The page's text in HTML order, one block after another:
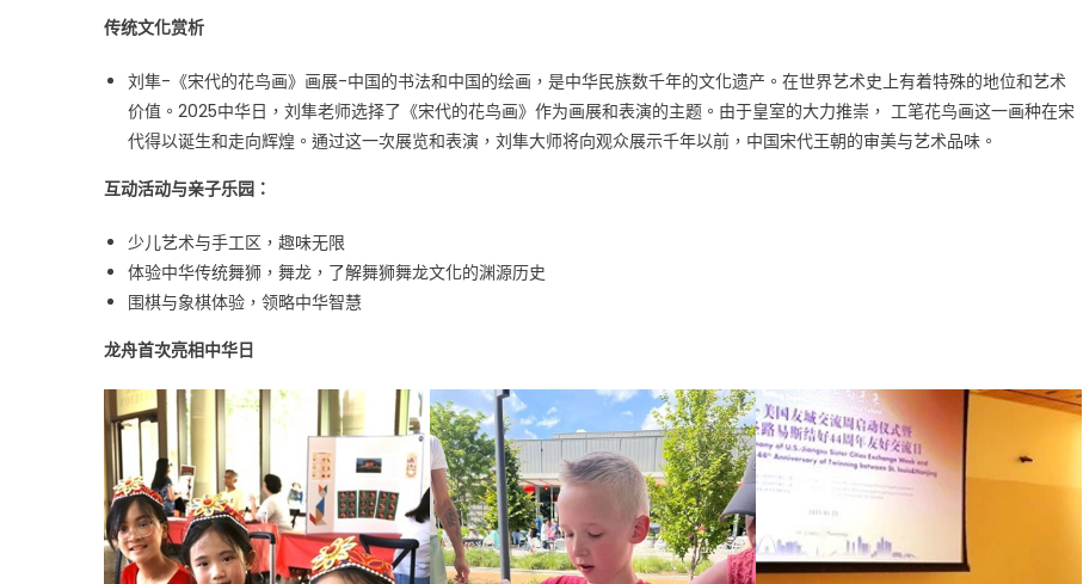
传统文化赏析
刘隼-《宋代的花鸟画》画展-中国的书法和中国的绘画，是中华民族数千年的文化遗产。在世界艺术史上有着特殊的地位和艺术
价值。2025中华日，刘隼老师选择了《宋代的花鸟画》作为画展和表演的主题。由于皇室的大力推崇， 工笔花鸟画这一画种在宋
代得以诞生和走向辉煌。通过这一次展览和表演，刘隼大师将向观众展示千年以前，中国宋代王朝的审美与艺术品味。
互动活动与亲子乐园：
少儿艺术与手工区，趣味无限
体验中华传统舞狮，舞龙，了解舞狮舞龙文化的渊源历史
围棋与象棋体验，领略中华智慧
龙舟首次亮相中华日